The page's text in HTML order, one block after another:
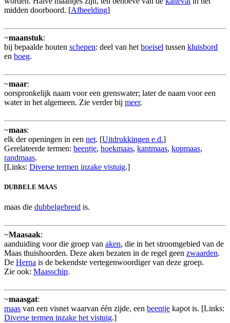
midden doorboord. [Afbeelding]
~maanstuk:
bij bepaalde houten schepen: deel van het boeisel tussen kluisbord
en boeg.
~maar:
oorspronkelijk naam voor een grenswater; later de naam voor een
water in het algemeen. Zie verder bij meer.
~maas:
elk der openingen in een net. [Uitdrukkingen e.d.]
Gerelateerde termen: beentje, hoekmaas, kantmaas, kopmaas,
randmaas.
[Links: Diverse termen inzake vistuig.]
DUBBELE MAAS
maas die dubbelgebreid is.
~Maasaak:
aanduiding voor die groep van aken, die in het stroomgebied van de
Maas thuishoorden. Deze aken bezaten in de regel geen zwaarden.
De Herna is de bekendste vertegenwoordiger van deze groep.
Zie ook: Maasschip.
~maasgat:
maas van een visnet waarvan één zijde, een beentje kapot is. [Links:
Diverse termen inzake het vistuig.]